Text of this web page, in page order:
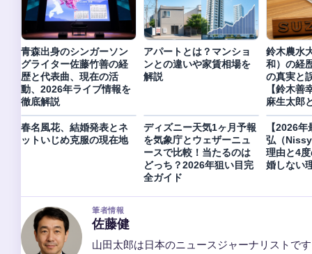
青森出身のシンガーソン
グライター佐藤竹善の経
歴と代表曲、現在の活
動、2026年ライブ情報を
徹底解説
アパートとは？マンショ
ンとの違いや家賃相場を
解説
鈴木農水
和）の経
の真実と
【鈴木善
麻生太郎
春名風花、結婚発表とネ
ットいじめ克服の現在地
ディズニー天気1ヶ月予報
を気象庁とウェザーニュ
ースで比較！当たるのは
どっち？2026年狙い目完
全ガイド
【2026
弘（
理由と4
婚しない
筆者情報
佐藤健
山田太郎は日本のニュースジャーナリストで